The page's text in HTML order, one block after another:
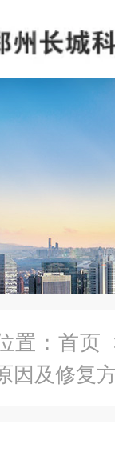
置： 首页
因及修复